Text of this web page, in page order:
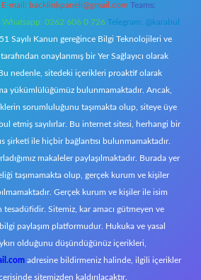
E-mail: backlinkpaneli@gmail.com Teams:
Whatsapp: 0262 606 0 726 Telegram: @karabul
Sayılı Kanun gereğince Bilgi Teknolojileri ve
onaylanmış bir Yer Sağlayıcı olarak
nedenle, sitedeki içerikleri proaktif olarak
yükümlülüğümüz bulunmamaktadır. Ancak,
sorumluluğunu taşımakta olup, siteye üye
etmiş sayılırlar. Bu internet sitesi, herhangi bir
şirketi ile hiçbir bağlantısı bulunmamaktadır.
makaleler paylaşılmaktadır. Burada yer
taşımamakta olup, gerçek kurum ve kişiler
Gerçek kurum ve kişiler ile isim
tesadüfidir. Sitemiz, kar amacı gütmeyen ve
paylaşım platformudur. Hukuka ve yasal
olduğunu düşündüğünüz içerikleri,
adresine bildirmeniz halinde, ilgili içerikler
sitemizden kaldırılacaktır.